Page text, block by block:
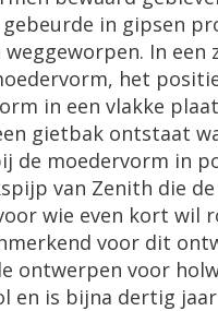
in gipsen
In
het
in een vlakke
gietbak ontstaat
de moedervorm in
van Zenith die
wie even kort wil
voor dit
ontwerpen voor
en is bijna dertig